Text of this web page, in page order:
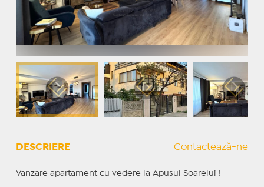
DESCRIERE Contactează-ne
Vanzare apartament cu vedere la Apusul Soarelui !